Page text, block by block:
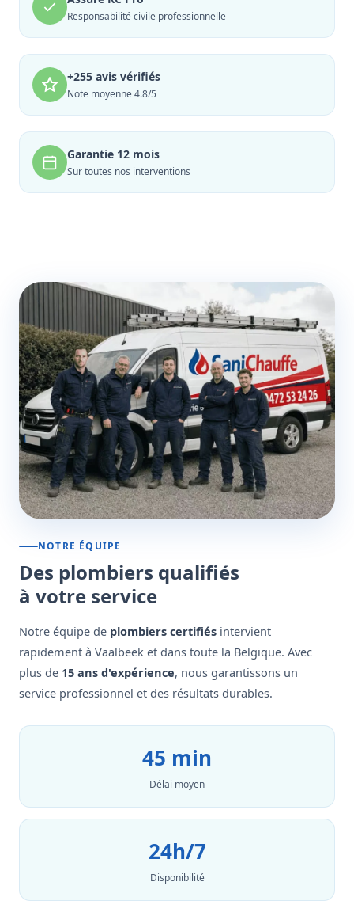
Responsabilité civile professionnelle
+255 avis vérifiés
Note moyenne 4.8/5
Garantie 12 mois
Sur toutes nos interventions
NOTRE ÉQUIPE
Des plombiers qualifiés
à votre service
Notre équipe de plombiers certifiés intervient
rapidement à Vaalbeek et dans toute la Belgique. Avec
plus de 15 ans d'expérience, nous garantissons un
service professionnel et des résultats durables.
45 min
Délai moyen
24h/7
Disponibilité